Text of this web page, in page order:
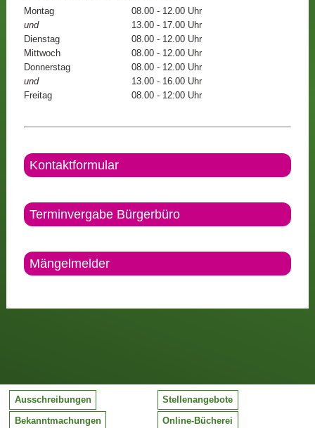
Montag
08.00 - 12.00 Uhr
und
13.00 - 17.00 Uhr
Dienstag
08.00 - 12.00 Uhr
Mittwoch
08.00 - 12.00 Uhr
Donnerstag
08.00 - 12.00 Uhr
und
13.00 - 16.00 Uhr
Freitag
08.00 - 12:00 Uhr
Kontaktformular
Terminvergabe Bürgerbüro
Mängelmelder
Ausschreibungen Stellenangebote
Bekanntmachungen Online-Bücherei